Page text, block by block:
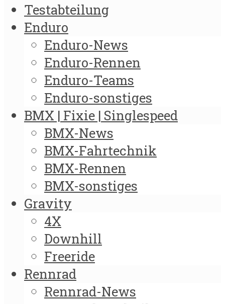
Testabteilung
Enduro
Enduro-News
Enduro-Rennen
Enduro-Teams
Enduro-sonstiges
BMX | Fixie | Singlespeed
BMX-News
BMX-Fahrtechnik
BMX-Rennen
BMX-sonstiges
Gravity
4X
Downhill
Freeride
Rennrad
Rennrad-News